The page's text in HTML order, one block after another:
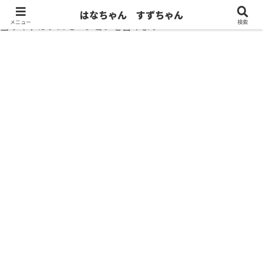
当サイトはプロモーションを含みます
メニュー
はなちゃん すずちゃん
検索